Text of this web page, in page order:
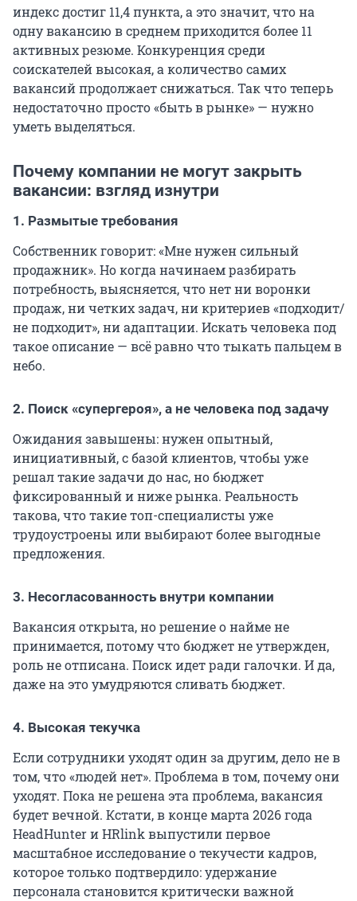
индекс достиг 11,4 пункта, а это значит, что на
одну вакансию в среднем приходится более 11
активных резюме. Конкуренция среди
соискателей высокая, а количество самих
вакансий продолжает снижаться. Так что теперь
недостаточно просто «быть в рынке» — нужно
уметь выделяться.
Почему компании не могут закрыть
вакансии: взгляд изнутри
1. Размытые требования
Собственник говорит: «Мне нужен сильный
продажник». Но когда начинаем разбирать
потребность, выясняется, что нет ни воронки
продаж, ни четких задач, ни критериев «подходит/
не подходит», ни адаптации. Искать человека под
такое описание — всё равно что тыкать пальцем в
небо.
2. Поиск «супергероя», а не человека под задачу
Ожидания завышены: нужен опытный,
инициативный, с базой клиентов, чтобы уже
решал такие задачи до нас, но бюджет
фиксированный и ниже рынка. Реальность
такова, что такие топ-специалисты уже
трудоустроены или выбирают более выгодные
предложения.
3. Несогласованность внутри компании
Вакансия открыта, но решение о найме не
принимается, потому что бюджет не утвержден,
роль не отписана. Поиск идет ради галочки. И да,
даже на это умудряются сливать бюджет.
4. Высокая текучка
Если сотрудники уходят один за другим, дело не в
том, что «людей нет». Проблема в том, почему они
уходят. Пока не решена эта проблема, вакансия
будет вечной. Кстати, в конце марта 2026 года
HeadHunter и HRlink выпустили первое
масштабное исследование о текучести кадров,
которое только подтвердило: удержание
персонала становится критически важной